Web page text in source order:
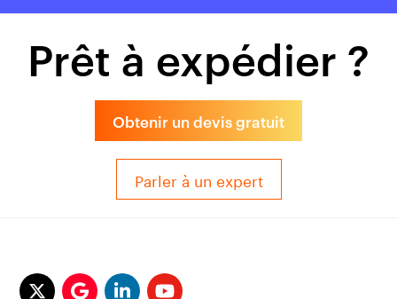
Prêt à expédier ?
Obtenir un devis gratuit
Parler à un expert